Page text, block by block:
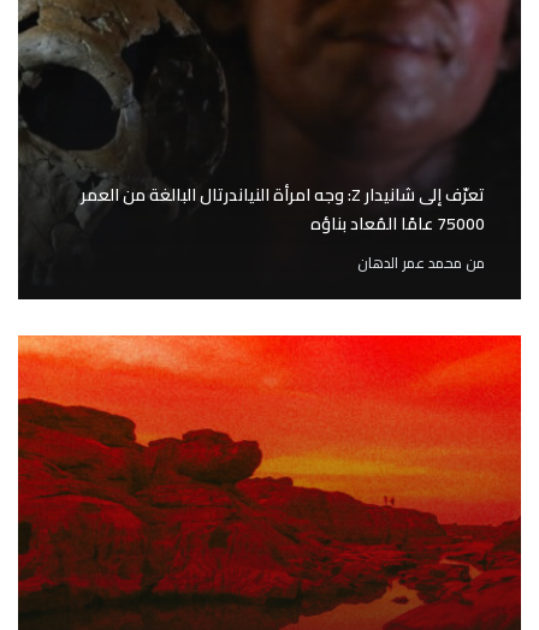
تعرّف إلى شانيدار Z: وجه امرأة النياندرتال البالغة من العمر
75000 عامًا المُعاد بناؤه
من محمد عمر الدهان